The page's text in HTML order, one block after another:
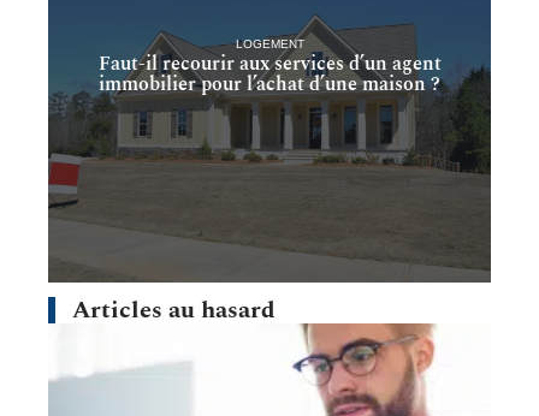
LOGEMENT
Faut-il recourir aux services d’un agent
immobilier pour l’achat d’une maison ?
Articles au hasard